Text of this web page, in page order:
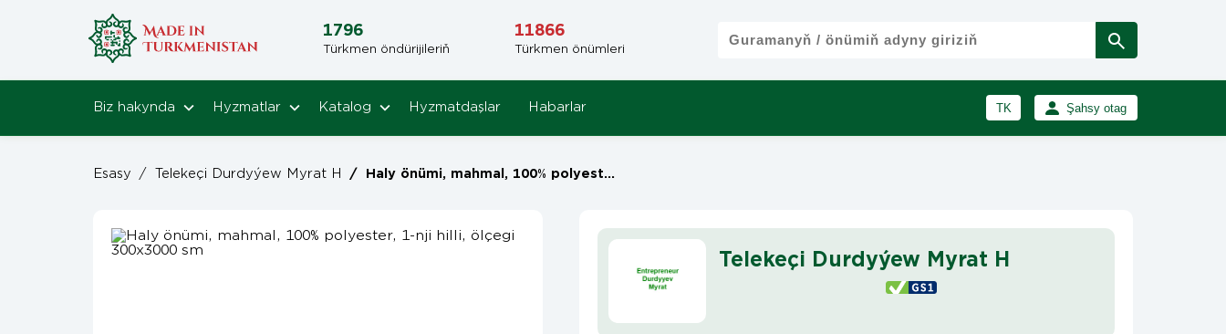
1796
Türkmen öndürijileriň
11866
Türkmen önümleri
Biz hakynda Hyzmatlar Katalog Hyzmatdaşlar Habarlar TK
RU
Şahsy otag
Esasy / Telekeçi Durdyýew Myrat H / Haly önümi, mahmal, 100% polyester, 1-nji hilli, ölçegi 300x3000 sm
Telekeçi Durdyýew Myrat H